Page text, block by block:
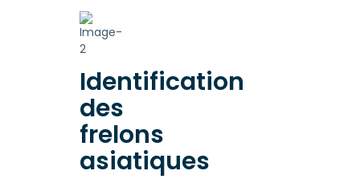
Identification
des
frelons
asiatiques